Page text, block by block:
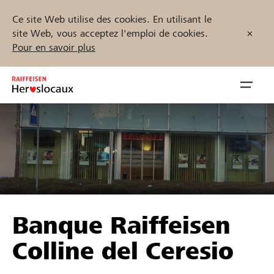
Ce site Web utilise des cookies. En utilisant le
site Web, vous acceptez l'emploi de cookies.
Pour en savoir plus
Inhalt
springen
öffnen
Parrainer
Soutien & assistance
Trouvez des projets et des organisations
Démarrez maintenant
Banque Raiffeisen
Colline del Ceresio